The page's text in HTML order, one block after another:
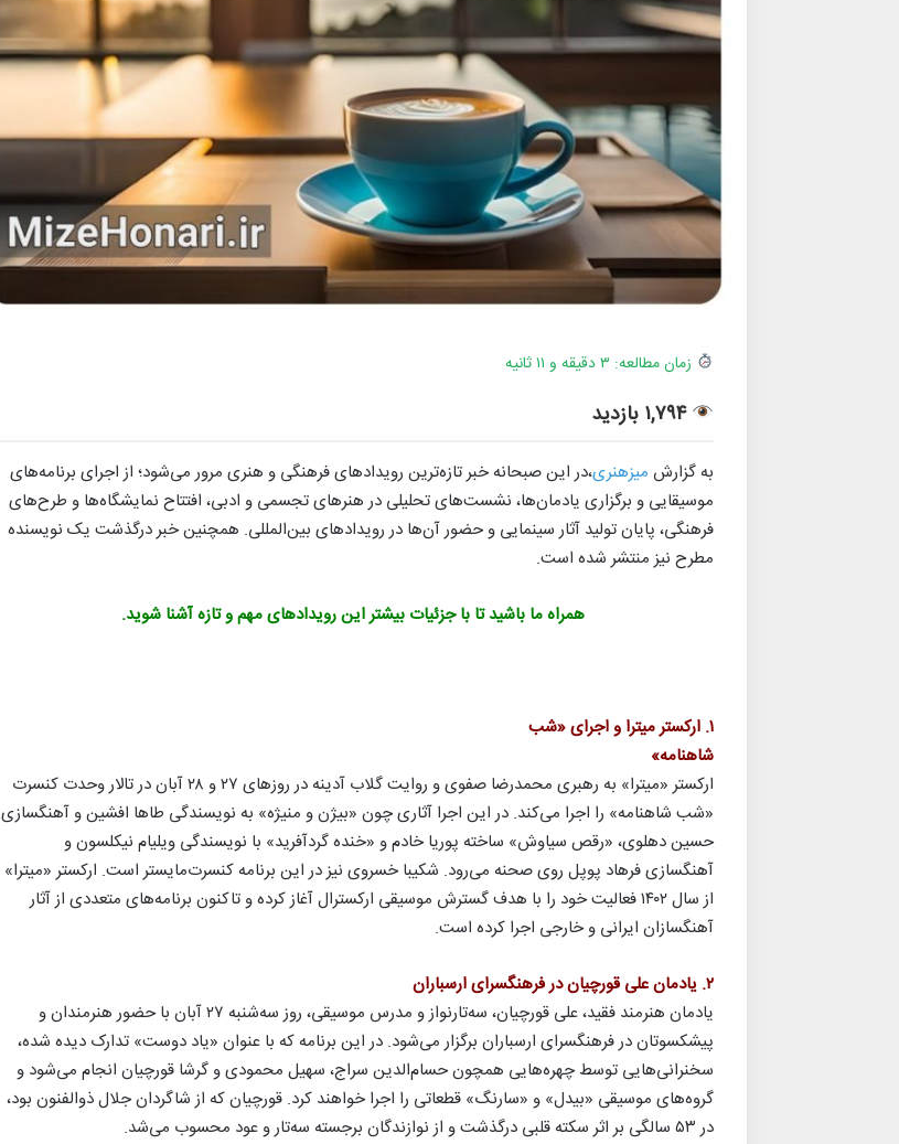
زمان مطالعه: ۳ دقیقه و ۱۱ ثانیه
۱,۷۹۴ بازدید
به گزارش میزهنری،در این صبحانه خبر تازه‌ترین رویدادهای فرهنگی و هنری مرور می‌شود؛ از اجرای برنامه‌های
موسیقایی و برگزاری یادمان‌ها، نشست‌های تحلیلی در هنرهای تجسمی و ادبی، افتتاح نمایشگاه‌ها و طرح‌های
فرهنگی، پایان تولید آثار سینمایی و حضور آن‌ها در رویدادهای بین‌المللی. همچنین خبر درگذشت یک نویسنده
مطرح نیز منتشر شده است.
همراه ما باشید تا با جزئیات بیشتر این رویدادهای مهم و تازه آشنا شوید.
۱. ارکستر میترا و اجرای «شب
شاهنامه»
ارکستر «میترا» به رهبری محمدرضا صفوی و روایت گلاب آدینه در روزهای ۲۷ و ۲۸ آبان در تالار وحدت کنسرت
«شب شاهنامه» را اجرا می‌کند. در این اجرا آثاری چون «بیژن و منیژه» به نویسندگی طاها افشین و آهنگسازی
حسین دهلوی، «رقص سیاوش» ساخته پوریا خادم و «خنده گردآفرید» با نویسندگی ویلیام نیکلسون و
آهنگسازی فرهاد پوپل روی صحنه می‌رود. شکیبا خسروی نیز در این برنامه کنسرت‌مایستر است. ارکستر «میترا»
از سال ۱۴۰۲ فعالیت خود را با هدف گسترش موسیقی ارکسترال آغاز کرده و تاکنون برنامه‌های متعددی از آثار
آهنگسازان ایرانی و خارجی اجرا کرده است.
۲. یادمان علی قورچیان در فرهنگسرای ارسباران
یادمان هنرمند فقید، علی قورچیان، سه‌تارنواز و مدرس موسیقی، روز سه‌شنبه ۲۷ آبان با حضور هنرمندان و
پیشکسوتان در فرهنگسرای ارسباران برگزار می‌شود. در این برنامه که با عنوان «یاد دوست» تدارک دیده شده،
سخنرانی‌هایی توسط چهره‌هایی همچون حسام‌الدین سراج، سهیل محمودی و گرشا قورچیان انجام می‌شود و
گروه‌های موسیقی «بیدل» و «سارنگ» قطعاتی را اجرا خواهند کرد. قورچیان که از شاگردان جلال ذوالفنون بود،
در ۵۳ سالگی بر اثر سکته قلبی درگذشت و از نوازندگان برجسته سه‌تار و عود محسوب می‌شد.